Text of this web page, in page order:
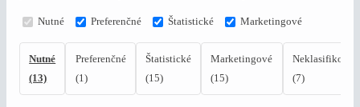
Nutné Preferenčné Štatistické Marketingové
Nutné
(13)
Preferenčné
(1)
Štatistické
(15)
Marketingové
(15)
(7)